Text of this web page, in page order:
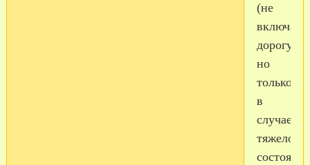
(не
включая
дорогу),
но
только
в
случае
тяжелого
состояния